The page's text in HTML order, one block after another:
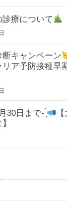
療について
キャンペーン
リア予防接種早
30日まで-
】